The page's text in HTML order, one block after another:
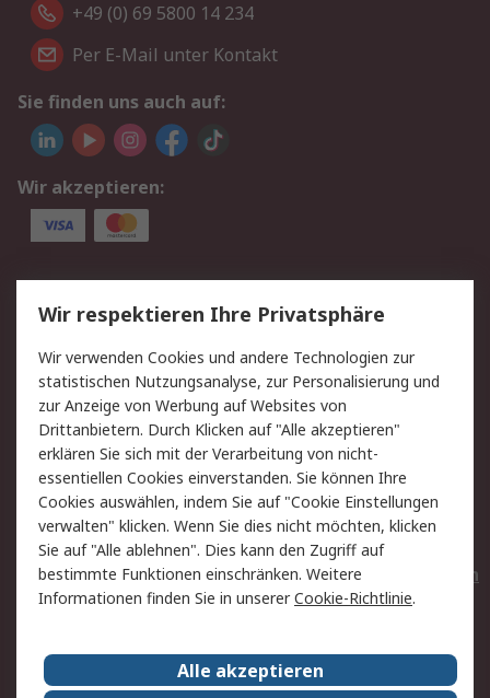
+49 (0) 69 5800 14 234
Per E-Mail unter Kontakt
Sie finden uns auch auf:
Wir akzeptieren:
Service
Value Added Services
Lieferlösungen
Rücksendungen
Kontakt
Hilfe
Privatkunden
Rechtliches
AGB
Datenschutz
Cookie-Richtlinie
Zahlungsbedingungen
Copyright/Impressum
Entsorgung
Elektrogeräte/Batterien
RS weltweit
Wir respektieren Ihre Privatsphäre
Wir verwenden Cookies und andere Technologien zur
statistischen Nutzungsanalyse, zur Personalisierung und
zur Anzeige von Werbung auf Websites von
Drittanbietern. Durch Klicken auf "Alle akzeptieren"
erklären Sie sich mit der Verarbeitung von nicht-
essentiellen Cookies einverstanden. Sie können Ihre
Cookies auswählen, indem Sie auf "Cookie Einstellungen
verwalten" klicken. Wenn Sie dies nicht möchten, klicken
Sie auf "Alle ablehnen". Dies kann den Zugriff auf
bestimmte Funktionen einschränken. Weitere
Informationen finden Sie in unsererCookie-Richtlinie.
Alle akzeptieren